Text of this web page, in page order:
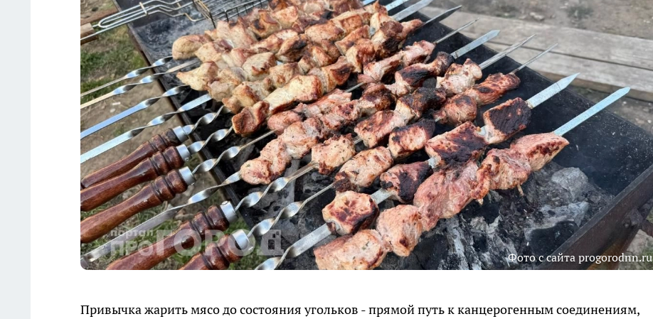
Фото с сайта progorodnn.ru
Привычка жарить мясо до состояния угольков - прямой путь к канцерогенным соединениям,